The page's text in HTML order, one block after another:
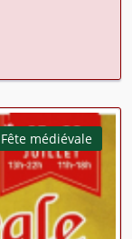
Fête médiévale